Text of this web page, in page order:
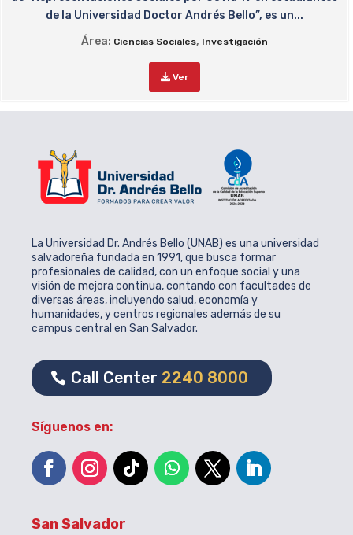
de la Universidad Doctor Andrés Bello”, es un...
Área: Ciencias Sociales, Investigación
Ver
La Universidad Dr. Andrés Bello (UNAB) es una universidad
salvadoreña fundada en 1991, que busca formar
profesionales de calidad, con un enfoque social y una
visión de mejora continua, contando con facultades de
diversas áreas, incluyendo salud, economía y
humanidades, y centros regionales además de su
campus central en San Salvador.
Call Center 2240 8000
Síguenos en:
San Salvador